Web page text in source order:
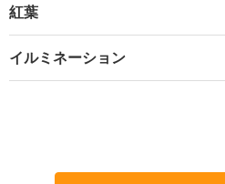
紅葉
イルミネーション